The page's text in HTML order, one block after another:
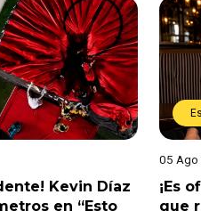
Kevin Díaz
en “Esto
05 Ago
¡Es
que